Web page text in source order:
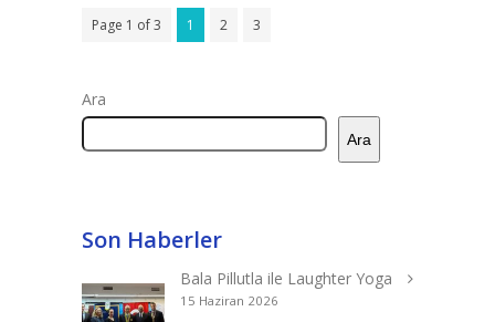
Page 1 of 3 1 2 3
Ara
Ara
Son Haberler
Bala Pillutla ile Laughter Yoga
15 Haziran 2026